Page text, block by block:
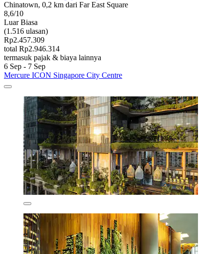
Chinatown, 0,2 km dari Far East Square
8,6/10
Luar Biasa
(1.516 ulasan)
Rp2.457.309
total Rp2.946.314
termasuk pajak & biaya lainnya
6 Sep - 7 Sep
Mercure ICON Singapore City Centre